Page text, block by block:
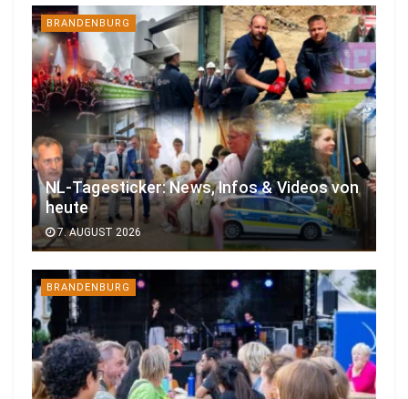
BRANDENBURG
NL-Tagesticker: News, Infos & Videos von
heute
7. AUGUST 2026
BRANDENBURG